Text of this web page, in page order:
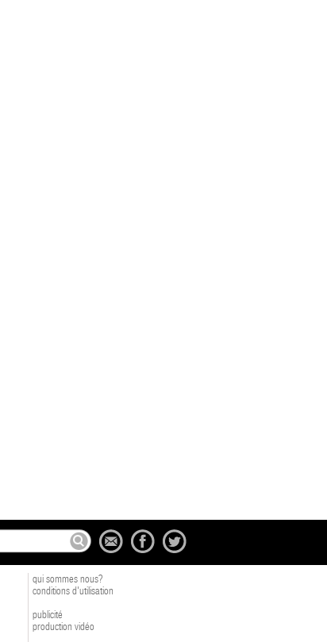
qui sommes nous?
conditions d'utilisation
publicité
production vidéo